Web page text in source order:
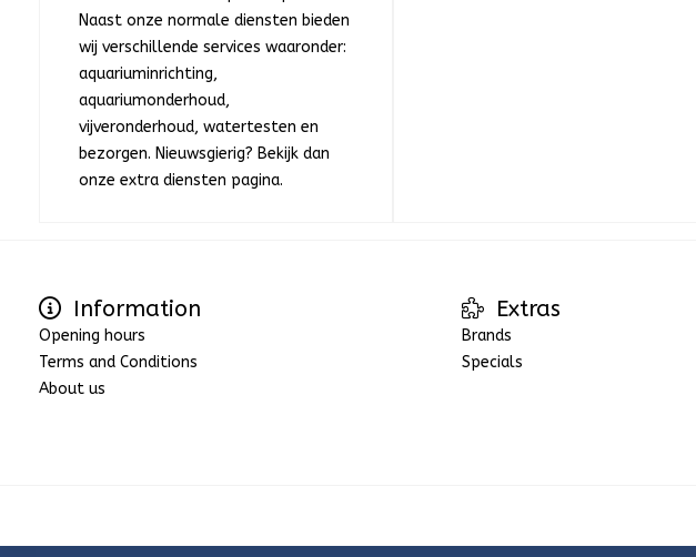
Naast onze normale diensten bieden
wij verschillende services waaronder:
aquariuminrichting,
aquariumonderhoud,
vijveronderhoud, watertesten en
bezorgen. Nieuwsgierig? Bekijk dan
onze extra diensten pagina.
Information
Opening hours
Terms and Conditions
About us
Extras
Brands
Specials